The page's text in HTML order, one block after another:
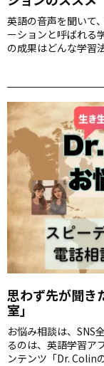
英語の音声を聞いて
ーションと呼ばれる
の成果はどんな学習
「ディクテーショ
一部を使って、体験
思わず先が聞き
室」
お悩み相談は、SNS
るのは、英語学習ア
ンテンツ「Dr. Colin